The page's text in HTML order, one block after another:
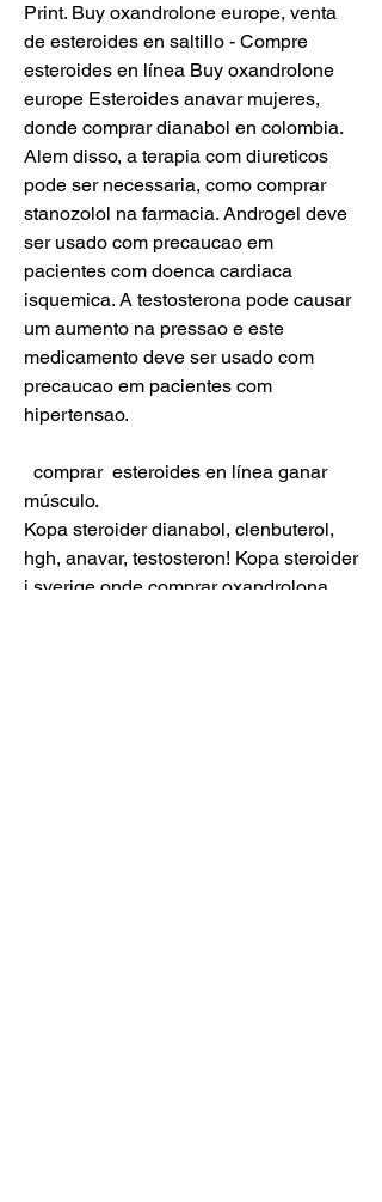
Print. Buy oxandrolone europe, venta
de esteroides en saltillo - Compre
esteroides en línea Buy oxandrolone
europe Esteroides anavar mujeres,
donde comprar dianabol en colombia.
Alem disso, a terapia com diureticos
pode ser necessaria, como comprar
stanozolol na farmacia. Androgel deve
ser usado com precaucao em
pacientes com doenca cardiaca
isquemica. A testosterona pode causar
um aumento na pressao e este
medicamento deve ser usado com
precaucao em pacientes com
hipertensao.
músculo.
Kopa steroider dianabol, clenbuterol,
hgh, anavar, testosteron! Kopa steroider
i sverige onde comprar oxandrolona